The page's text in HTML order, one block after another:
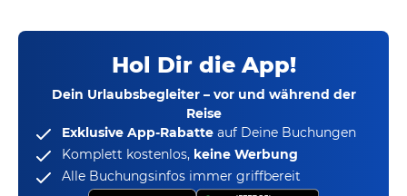
Hol Dir die App!
Dein Urlaubsbegleiter – vor und während der
Reise
Exklusive App-Rabatte auf Deine Buchungen
Komplett kostenlos, keine Werbung
Alle Buchungsinfos immer griffbereit